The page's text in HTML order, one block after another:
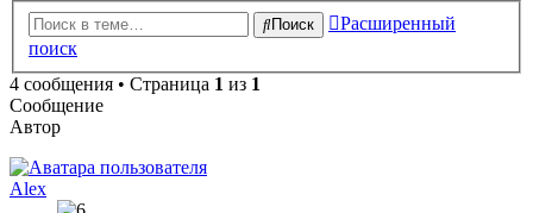
Поиск
Расширенный
поиск
4 сообщения • Страница 1 из 1
Сообщение
Автор
Alex